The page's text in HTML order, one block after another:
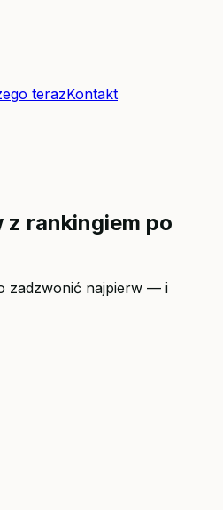
terazKontakt
z rankingiem po
zadzwonić najpierw — i